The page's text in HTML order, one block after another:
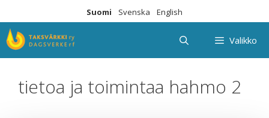
sisältöön
Suomi Svenska English
Valikko
tietoa ja toimintaa hahmo 2